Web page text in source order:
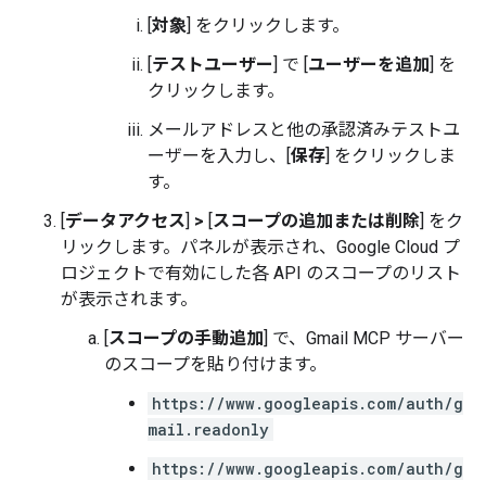
[対象] をクリックします。
[テストユーザー] で [ユーザーを追加] を
クリックします。
メールアドレスと他の承認済みテストユ
ーザーを入力し、[保存] をクリックしま
す。
[データアクセス] > [スコープの追加または削除] をク
リックします。パネルが表示され、Google Cloud プ
ロジェクトで有効にした各 API のスコープのリスト
が表示されます。
[スコープの手動追加] で、Gmail MCP サーバー
のスコープを貼り付けます。
https://www.googleapis.com/auth/g
mail.readonly
https://www.googleapis.com/auth/g